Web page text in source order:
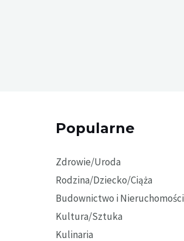
Popularne
Zdrowie/Uroda
Rodzina/Dziecko/Ciąża
Budownictwo i Nieruchomości
Kultura/Sztuka
Kulinaria